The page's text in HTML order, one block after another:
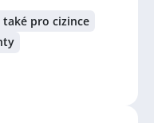
také pro cizince